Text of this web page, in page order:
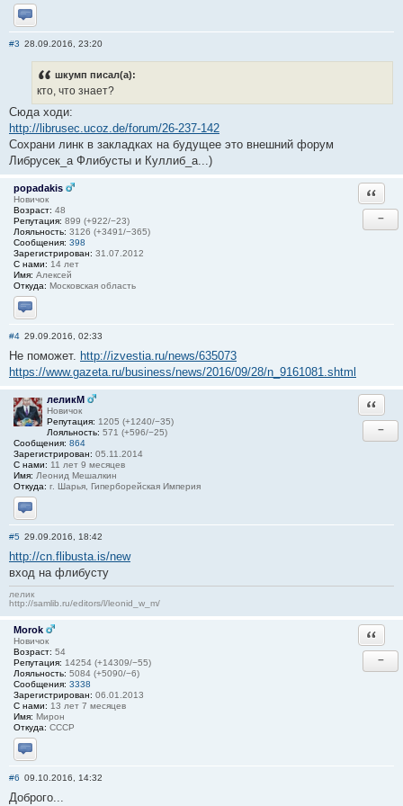
Отправить личное сообщение
#3 28.09.2016, 23:20
шкумп писал(а):
кто, что знает?
Сюда ходи:
http://librusec.ucoz.de/forum/26-237-142
Сохрани линк в закладках на будущее это внешний форум
Либрусек_а Флибусты и Куллиб_а...)
popadakis
Новичок
Возраст: 48
Репутация: 899 (+922/−23)
Лояльность: 3126 (+3491/−365)
Сообщения: 398
Зарегистрирован: 31.07.2012
С нами: 14 лет
Имя: Алексей
Откуда: Московская область
Отправить личное сообщение
−
#4 29.09.2016, 02:33
Не поможет. http://izvestia.ru/news/635073
https://www.gazeta.ru/business/news/2016/09/28/n_9161081.shtml
леликМ
Новичок
Репутация: 1205 (+1240/−35)
Лояльность: 571 (+596/−25)
Сообщения: 864
Зарегистрирован: 05.11.2014
С нами: 11 лет 9 месяцев
Имя: Леонид Мешалкин
Откуда: г. Шарья, Гиперборейская Империя
Отправить личное сообщение
−
#5 29.09.2016, 18:42
http://cn.flibusta.is/new
вход на флибусту
лелик
http://samlib.ru/editors/l/leonid_w_m/
Morok
Новичок
Возраст: 54
Репутация: 14254 (+14309/−55)
Лояльность: 5084 (+5090/−6)
Сообщения: 3338
Зарегистрирован: 06.01.2013
С нами: 13 лет 7 месяцев
Имя: Мирон
Откуда: СССР
Отправить личное сообщение
−
#6 09.10.2016, 14:32
Доброго...